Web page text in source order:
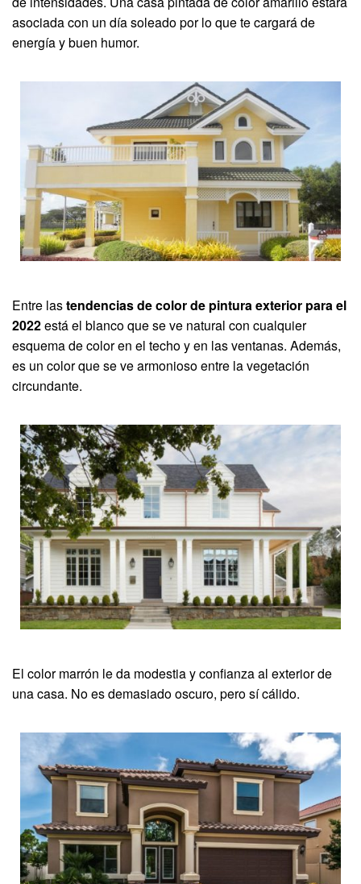
asociada con un día soleado por lo que te cargará de
energía y buen humor.
Entre lastendencias de color de pintura exterior para el
2022está el blanco que se ve natural con cualquier
esquema de color en el techo y en las ventanas. Además,
es un color que se ve armonioso entre la vegetación
circundante.
El color marrón le da modestia y confianza al exterior de
una casa. No es demasiado oscuro, pero sí cálido.